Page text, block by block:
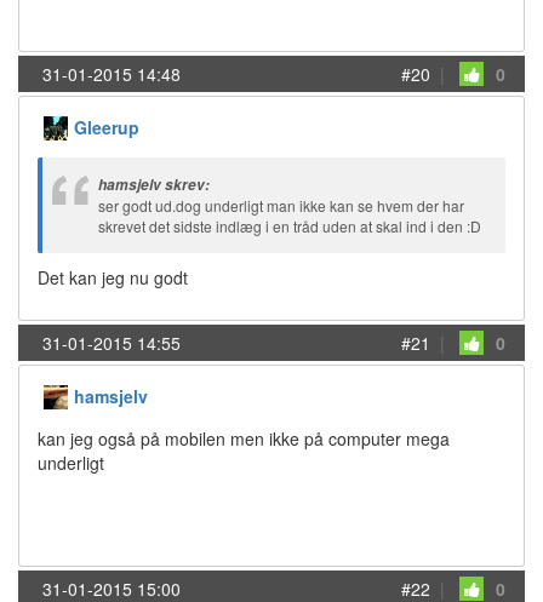
31-01-2015 14:48 #20 | 0
Gleerup
hamsjelv skrev:
ser godt ud.dog underligt man ikke kan se hvem der har
skrevet det sidste indlæg i en tråd uden at skal ind i den :D
Det kan jeg nu godt
31-01-2015 14:55 #21 | 0
hamsjelv
kan jeg også på mobilen men ikke på computer mega
underligt
31-01-2015 15:00 #22 | 0